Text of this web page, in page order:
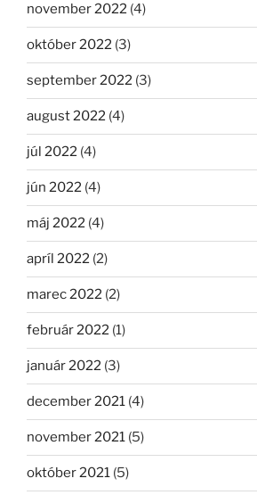
november 2022 (4)
október 2022 (3)
september 2022 (3)
august 2022 (4)
júl 2022 (4)
jún 2022 (4)
máj 2022 (4)
apríl 2022 (2)
marec 2022 (2)
február 2022 (1)
január 2022 (3)
december 2021 (4)
november 2021 (5)
október 2021 (5)